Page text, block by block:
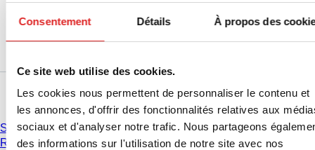
Consentement Détails À propos des
Ce site web utilise des cookies.
Les cookies nous permettent de personnaliser le contenu et
les annonces, d'offrir des fonctionnalités relatives aux
sociaux et d'analyser notre trafic. Nous partageons
des informations sur l'utilisation de notre site avec nos
Service
Service & Support
Recommandations de centrifugation